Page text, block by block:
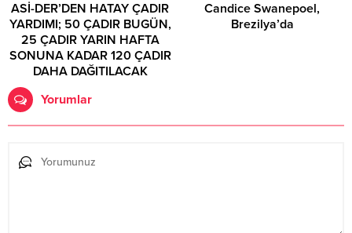
ASİ-DER’DEN HATAY ÇADIR
YARDIMI; 50 ÇADIR BUGÜN,
25 ÇADIR YARIN HAFTA
SONUNA KADAR 120 ÇADIR
DAHA DAĞITILACAK
Candice Swanepoel,
Brezilya’da
Yorumlar